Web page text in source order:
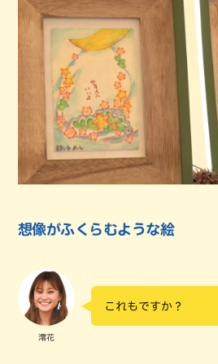
想像がふくらむような絵
澪花
これもですか？